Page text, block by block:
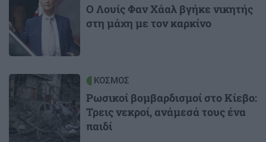
O Λουίς Φαν Χάαλ βγήκε νικητής
στη μάχη με τον καρκίνο
Image ΚΟΣΜΟΣ
Ρωσικοί βομβαρδισμοί στο Κίεβο:
Τρεις νεκροί, ανάμεσά τους ένα
παιδί